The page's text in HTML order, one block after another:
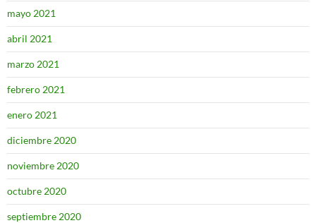
mayo 2021
abril 2021
marzo 2021
febrero 2021
enero 2021
diciembre 2020
noviembre 2020
octubre 2020
septiembre 2020